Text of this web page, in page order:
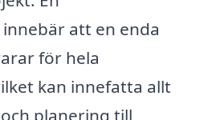
att en enda
för hela
kan innefatta allt
planering till